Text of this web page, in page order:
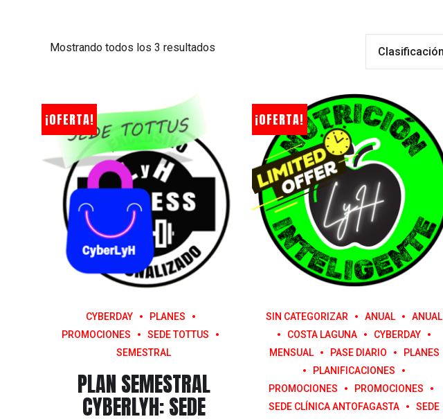
Mostrando todos los 3 resultados
¡OFERTA!
CYBERDAY
PLANES
PROMOCIONES
SEDE TOTTUS
SEMESTRAL
PLAN SEMESTRAL
CYBERLYH: SEDE
¡OFERTA!
SIN CATEGORIZAR ANUAL
ANUAL
COSTA LAGUNA
CYBERDAY
MENSUAL
PASE DIARIO
PLANES
PLANIFICACIONES
PROMOCIONES
PROMOCIONES
SEDE CLÍNICA ANTOFAGASTA
SEDE